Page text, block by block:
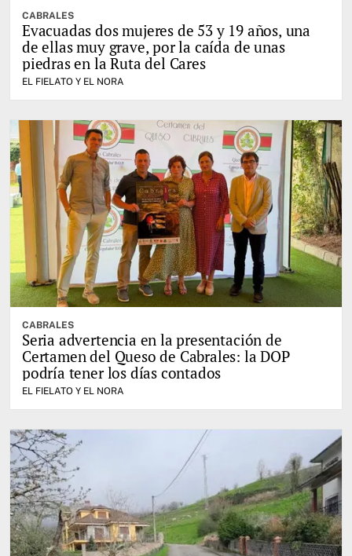
CABRALES
Evacuadas dos mujeres de 53 y 19 años, una
de ellas muy grave, por la caída de unas
piedras en la Ruta del Cares
EL FIELATO Y EL NORA
CABRALES
Seria advertencia en la presentación de
Certamen del Queso de Cabrales: la DOP
podría tener los días contados
EL FIELATO Y EL NORA